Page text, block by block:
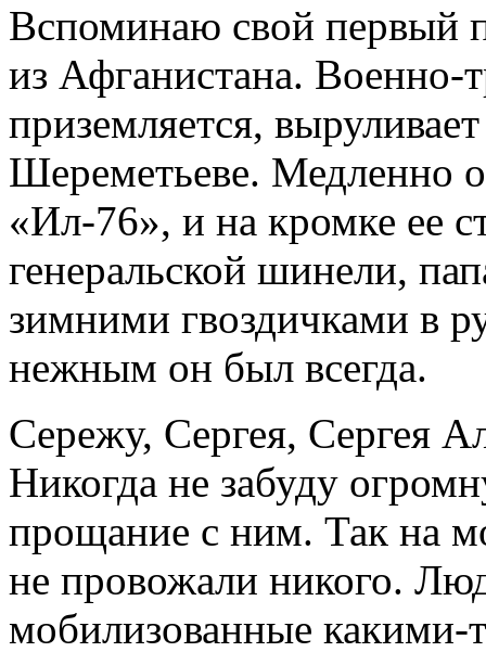
Вспоминаю свой первый
из Афганистана. Военно-
приземляется,
Шереметьеве. Медленно
«Ил-76», и на кромке ее
генеральской шинели,
зимними гвоздичками в
нежным он был всегда.
Сережу, Сергея, Сергея
Никогда не забуду
прощание с ним. Так на
не провожали никого.
мобилизованные какими-